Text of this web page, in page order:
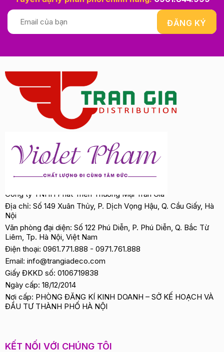
Công ty TNHH Phát Triển Thương Mại Trần Gia
Địa chỉ: Số 149 Xuân Thủy, P. Dịch Vọng Hậu, Q. Cầu Giấy, Hà
Nội
Văn phòng đại diện: Số 122 Phú Diễn, P. Phú Diễn, Q. Bắc Từ
Liêm, Tp. Hà Nội, Việt Nam
Điện thoại: 0961.771.888 - 0971.761.888
Email: info@trangiadeco.com
Giấy ĐKKD số: 0106719838
Ngày cấp: 18/12/2014
Nơi cấp: PHÒNG ĐĂNG KÍ KINH DOANH – SỞ KẾ HOẠCH VÀ
ĐẦU TƯ THÀNH PHỐ HÀ NỘI
KẾT NỐI VỚI CHÚNG TÔI